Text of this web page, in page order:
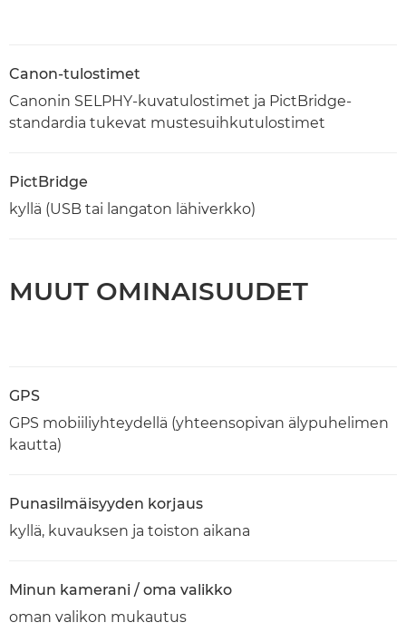
Canon-tulostimet
Canonin SELPHY-kuvatulostimet ja PictBridge-
standardia tukevat mustesuihkutulostimet
PictBridge
kyllä (USB tai langaton lähiverkko)
MUUT OMINAISUUDET
GPS
GPS mobiiliyhteydellä (yhteensopivan älypuhelimen
kautta)
Punasilmäisyyden korjaus
kyllä, kuvauksen ja toiston aikana
Minun kamerani / oma valikko
oman valikon mukautus